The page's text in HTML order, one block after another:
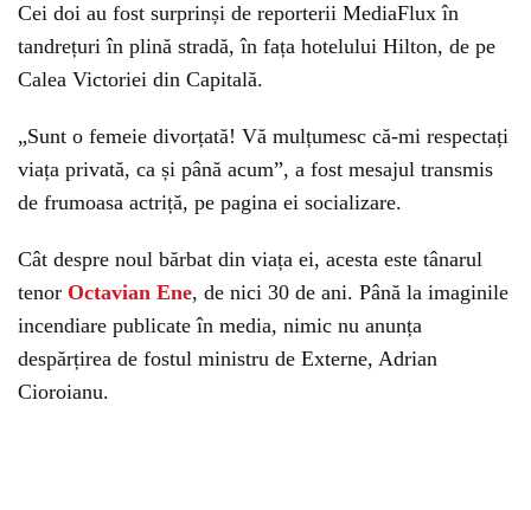
Cei doi au fost surprinși de reporterii MediaFlux în
tandrețuri în plină stradă, în fața hotelului Hilton, de pe
Calea Victoriei din Capitală.
„Sunt o femeie divorțată! Vă mulțumesc că-mi respectați
viața privată, ca și până acum”, a fost mesajul transmis
de frumoasa actriță, pe pagina ei socializare.
Cât despre noul bărbat din viața ei, acesta este tânarul
tenor Octavian Ene, de nici 30 de ani. Până la imaginile
incendiare publicate în media, nimic nu anunța
despărțirea de fostul ministru de Externe, Adrian
Cioroianu.